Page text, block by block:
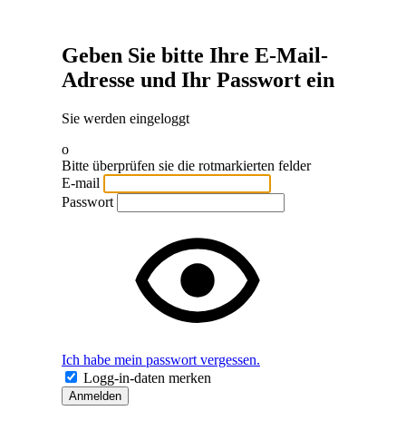
Geben Sie bitte Ihre E-Mail-
Adresse und Ihr Passwort ein
Sie werden eingeloggt
o
Bitte überprüfen sie die rotmarkierten felder
E-mail
Passwort
Ich habe mein passwort vergessen.
Logg-in-daten merken
Anmelden